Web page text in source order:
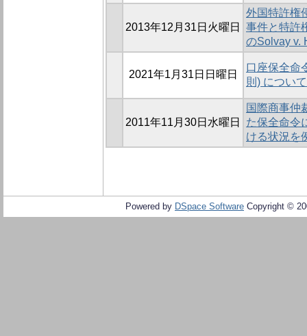
2013年12月31日火曜日
外国特許権
事件と特許
のSolvay v.
2021年1月31日日曜日
口座保全命
則) について
2011年11月30日水曜日
国際商事仲
た保全命令
ける状況を
Powered by DSpace Software Copyright ©